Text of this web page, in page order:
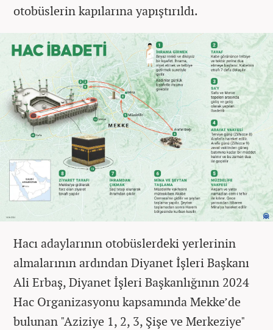
otobüslerin kapılarına yapıştırıldı.
Hacı adaylarının otobüslerdeki yerlerinin
almalarının ardından Diyanet İşleri Başkanı
Ali Erbaş, Diyanet İşleri Başkanlığının 2024
Hac Organizasyonu kapsamında Mekke’de
bulunan "Aziziye 1, 2, 3, Şişe ve Merkeziye"